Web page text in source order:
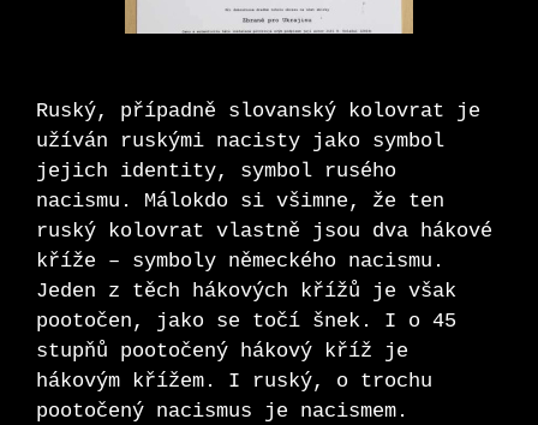
Ruský, případně slovanský kolovrat je
užíván ruskými nacisty jako symbol
jejich identity, symbol rusého
nacismu. Málokdo si všimne, že ten
ruský kolovrat vlastně jsou dva hákové
kříže – symboly německého nacismu.
Jeden z těch hákových křížů je však
pootočen, jako se točí šnek. I o 45
stupňů pootočený hákový kříž je
hákovým křížem. I ruský, o trochu
pootočený nacismus je nacismem.